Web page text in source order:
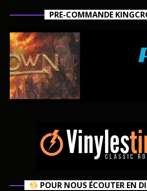
PRE-COMMANDE
POUR NOUS ÉCOUTER EN